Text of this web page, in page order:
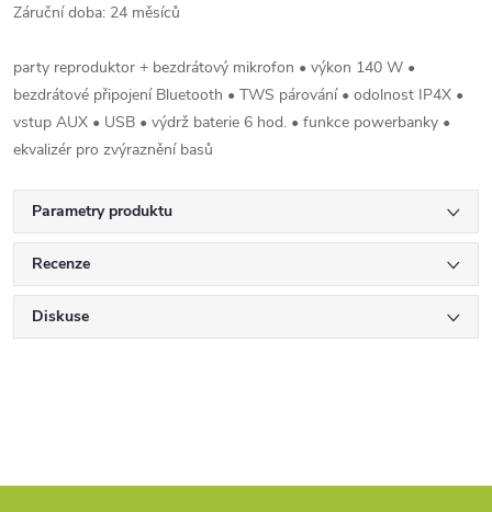
Záruční doba: 24 měsíců
party reproduktor + bezdrátový mikrofon • výkon 140 W •
bezdrátové připojení Bluetooth • TWS párování • odolnost IP4X •
vstup AUX • USB • výdrž baterie 6 hod. • funkce powerbanky •
ekvalizér pro zvýraznění basů
Parametry produktu
Recenze
Diskuse